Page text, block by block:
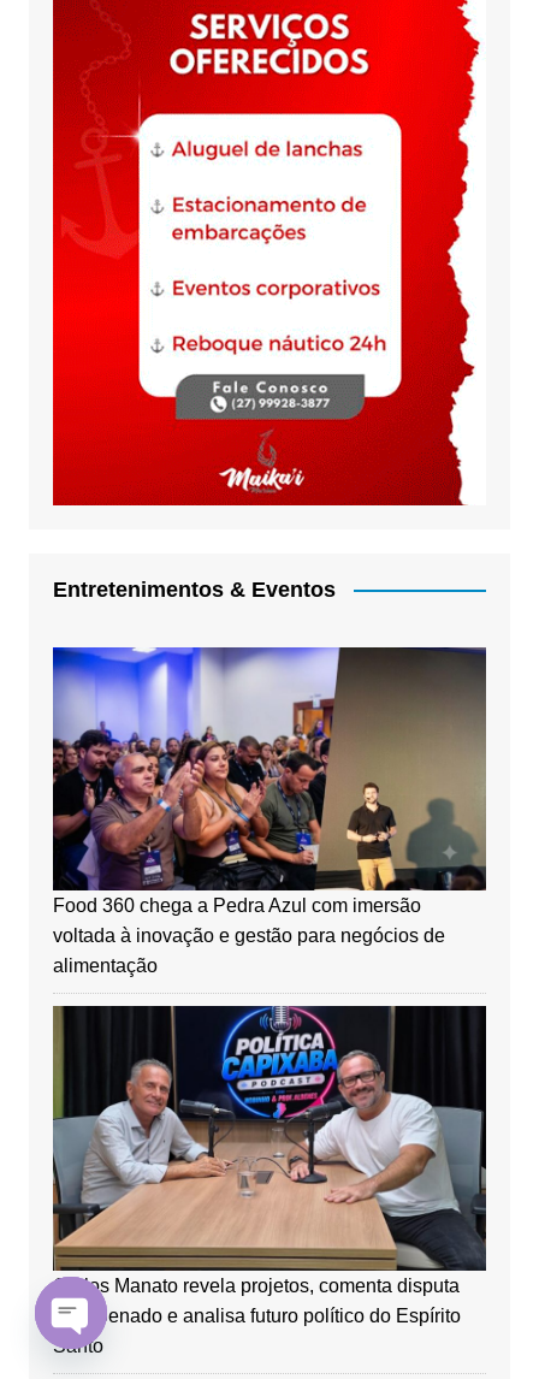
Entretenimentos & Eventos
Food 360 chega a Pedra Azul com imersão
voltada à inovação e gestão para negócios de
alimentação
Carlos Manato revela projetos, comenta disputa
pelo Senado e analisa futuro político do Espírito
Santo
O